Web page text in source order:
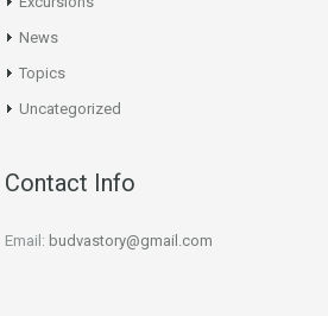
News
Topics
Uncategorized
Contact Info
Email: budvastory@gmail.com